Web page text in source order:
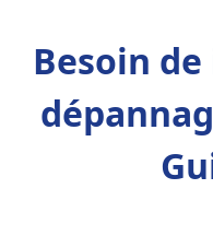
Besoin